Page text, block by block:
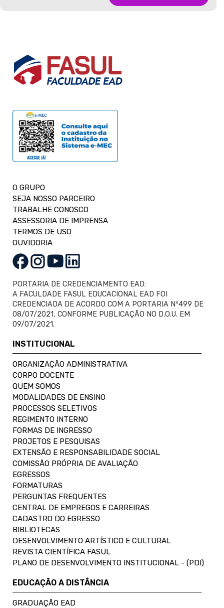
O GRUPO
SEJA NOSSO PARCEIRO
TRABALHE CONOSCO
ASSESSORIA DE IMPRENSA
TERMOS DE USO
OUVIDORIA
PORTARIA DE CREDENCIAMENTO EAD:
A FACULDADE FASUL EDUCACIONAL EAD FOI
CREDENCIADA DE ACORDO COM A PORTARIA Nº499 DE
08/07/2021, CONFORME PUBLICAÇÃO NO D.O.U. EM
09/07/2021.
INSTITUCIONAL
ORGANIZAÇÃO ADMINISTRATIVA
CORPO DOCENTE
QUEM SOMOS
MODALIDADES DE ENSINO
PROCESSOS SELETIVOS
REGIMENTO INTERNO
FORMAS DE INGRESSO
PROJETOS E PESQUISAS
EXTENSÃO E RESPONSABILIDADE SOCIAL
COMISSÃO PRÓPRIA DE AVALIAÇÃO
EGRESSOS
FORMATURAS
PERGUNTAS FREQUENTES
CENTRAL DE EMPREGOS E CARREIRAS
CADASTRO DO EGRESSO
BIBLIOTECAS
DESENVOLVIMENTO ARTÍSTICO E CULTURAL
REVISTA CIENTÍFICA FASUL
PLANO DE DESENVOLVIMENTO INSTITUCIONAL - (PDI)
EDUCAÇÃO A DISTÂNCIA
GRADUAÇÃO EAD